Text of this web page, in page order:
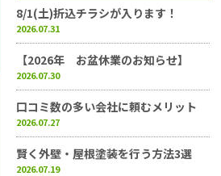
塗装店
8/1(土)折込チラシが入ります！
2026.07.31
【2026年 お盆休業のお知らせ】
2026.07.30
口コミ数の多い会社に頼むメリット
2026.07.27
賢く外壁・屋根塗装を行う方法3選
2026.07.19